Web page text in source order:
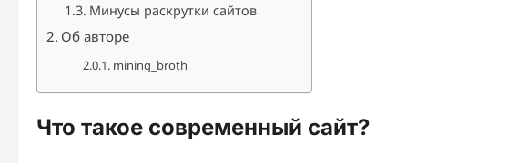
Минусы раскрутки сайтов
Об авторе
mining_broth
Что такое современный сайт?